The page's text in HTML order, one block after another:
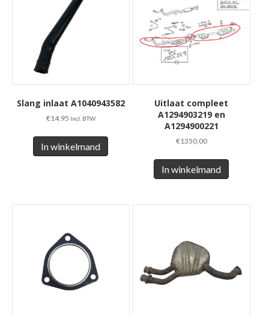
Slang inlaat A1040943582
€14,95 Incl. BTW
In winkelmand
Uitlaat compleet
A1294903219 en
A1294900221
€1350,00
In winkelmand